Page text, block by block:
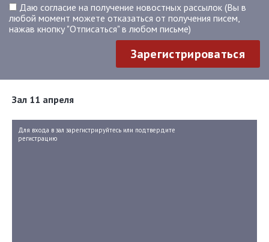
Даю согласие на получение новостных рассылок (Вы в
любой момент можете отказаться от получения писем,
нажав кнопку "Отписаться" в любом письме)
Зарегистрироваться
Зал 11 апреля
Для входа в зал зарегистрируйтесь или подтвердите
регистрацию